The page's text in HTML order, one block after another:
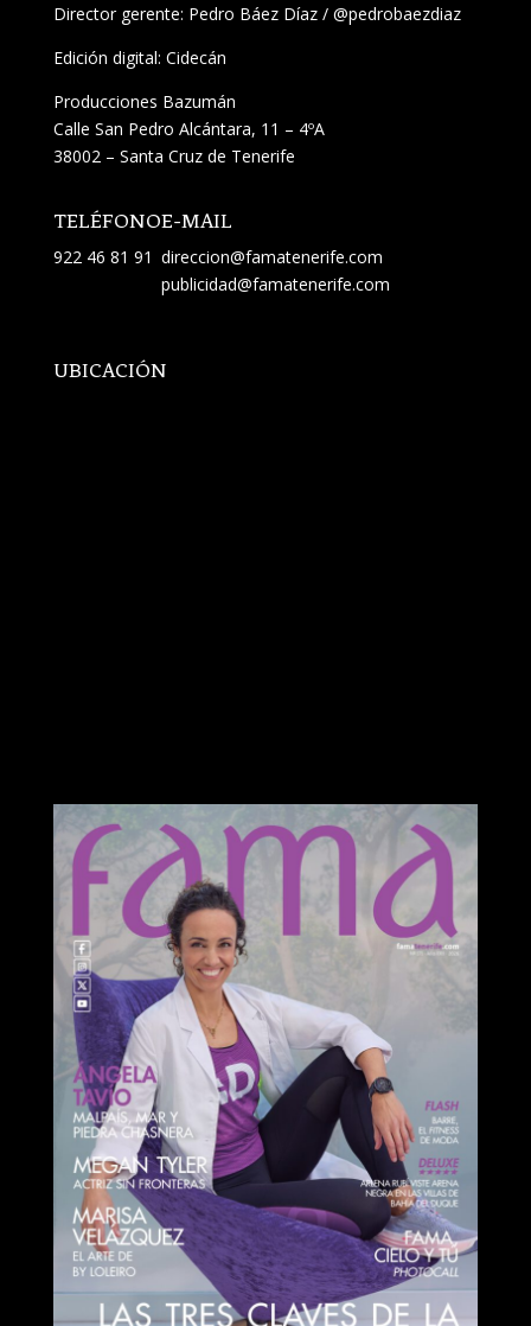
Director gerente: Pedro Báez Díaz / @pedrobaezdiaz
Edición digital: Cidecán
Producciones Bazumán
Calle San Pedro Alcántara, 11 – 4ºA
38002 – Santa Cruz de Tenerife
TELÉFONO
922 46 81 91
E-MAIL
direccion@famatenerife.com
publicidad@famatenerife.com
UBICACIÓN